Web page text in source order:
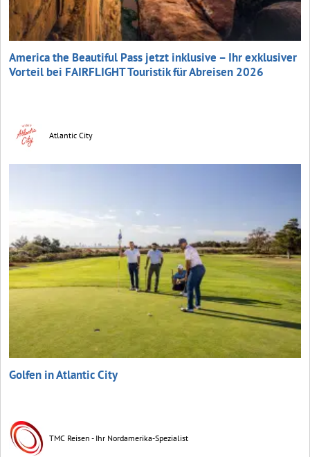
America the Beautiful Pass jetzt inklusive – Ihr exklusiver
Vorteil bei FAIRFLIGHT Touristik für Abreisen 2026
Atlantic City
Golfen in Atlantic City
TMC Reisen - Ihr Nordamerika-Spezialist